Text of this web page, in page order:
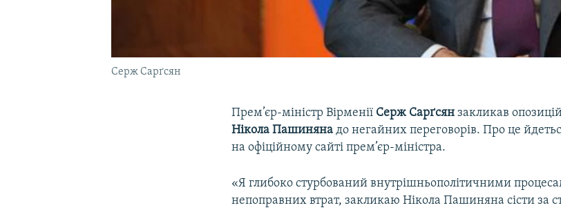
Серж Сарґсян
Прем’єр-міністр Вірменії Серж Сарґсян закликав
Нікола Пашиняна до негайних переговорів. Про це
на офіційному сайті прем’єр-міністра.
«Я глибоко стурбований внутрішньополітичними
непоправних втрат, закликаю Нікола Пашиняна сісти за